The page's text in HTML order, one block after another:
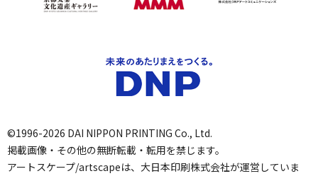
©1996-2026 DAI NIPPON PRINTING Co., Ltd.
掲載画像・その他の無断転載・転用を禁じます。
アートスケープ/artscapeは、大日本印刷株式会社が運営していま